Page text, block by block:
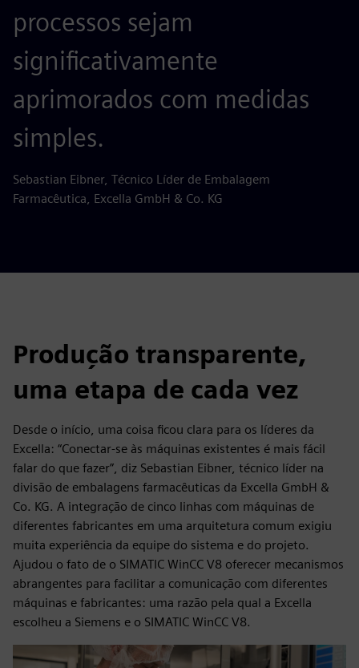
processos sejam
significativamente
aprimorados com medidas
simples.
Sebastian Eibner, Técnico Líder de Embalagem
Farmacêutica, Excella GmbH & Co. KG
Produção transparente,
uma etapa de cada vez
Desde o início, uma coisa ficou clara para os líderes da
Excella: “Conectar-se às máquinas existentes é mais fácil
falar do que fazer”, diz Sebastian Eibner, técnico líder na
divisão de embalagens farmacêuticas da Excella GmbH &
Co. KG. A integração de cinco linhas com máquinas de
diferentes fabricantes em uma arquitetura comum exigiu
muita experiência da equipe do sistema e do projeto.
Ajudou o fato de o SIMATIC WinCC V8 oferecer mecanismos
abrangentes para facilitar a comunicação com diferentes
máquinas e fabricantes: uma razão pela qual a Excella
escolheu a Siemens e o SIMATIC WinCC V8.